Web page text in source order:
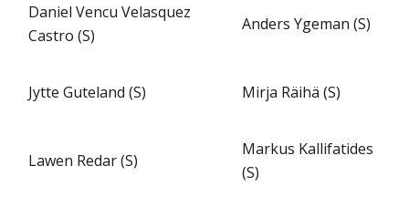
Daniel Vencu Velasquez
Castro (S)
Anders Ygeman (S)
Jytte Guteland (S) Mirja Räihä (S)
Lawen Redar (S)
Markus Kallifatides
(S)